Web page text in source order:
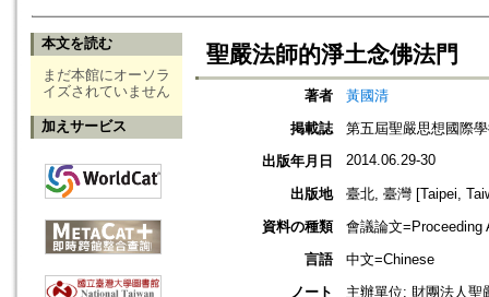
本文を読む
まだ本館にオーソラ
イズされていません
加えサービス
聖嚴法師的淨土念佛法門
著者
黃國清
掲載誌
第五屆聖嚴思想國際
出版年月日
2014.06.29-30
出版地
臺北, 臺灣 [Taipei,
資料の種類
會議論文=Proceeding
言語
中文=Chinese
ノート
主辦單位: 財團法人聖